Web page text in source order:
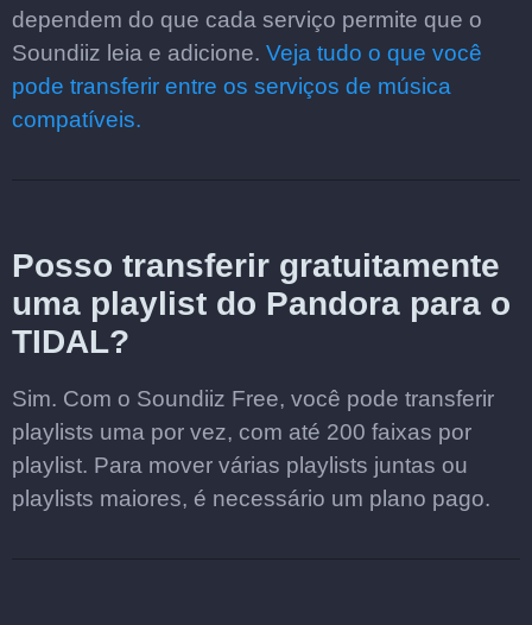
dependem do que cada serviço permite que o
Soundiiz leia e adicione. Veja tudo o que você
pode transferir entre os serviços de música
compatíveis.
Posso transferir gratuitamente
uma playlist do Pandora para o
TIDAL?
Sim. Com o Soundiiz Free, você pode transferir
playlists uma por vez, com até 200 faixas por
playlist. Para mover várias playlists juntas ou
playlists maiores, é necessário um plano pago.